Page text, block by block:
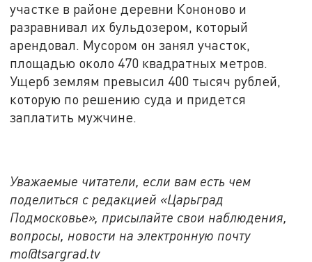
участке в районе деревни Кононово и
разравнивал их бульдозером, который
арендовал. Мусором он занял участок,
площадью около 470 квадратных метров.
Ущерб землям превысил 400 тысяч рублей,
которую по решению суда и придется
заплатить мужчине.
Уважаемые читатели, если вам есть чем
поделиться с редакцией «Царьград
Подмосковье», присылайте свои наблюдения,
вопросы, новости на электронную почту
mo@tsargrad.tv